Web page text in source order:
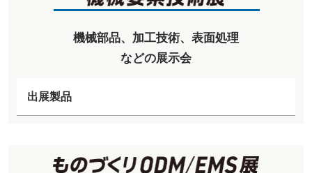
機械部品、加工技術、表面処理
などの展示会
出展製品